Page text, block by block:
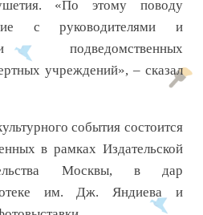
«По этому поводу
с руководителями и
подведомственных
учреждений», – сказал
события состоится
в рамках Издательской
Москвы, в дар
им. Дж. Яндиева и